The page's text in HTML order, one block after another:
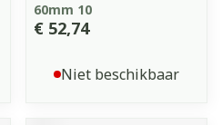
60mm 10
€ 52,74
Niet beschikbaar